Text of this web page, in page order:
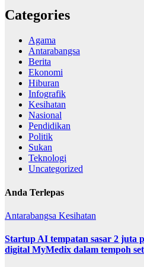
Categories
Agama
Antarabangsa
Berita
Ekonomi
Hiburan
Infografik
Kesihatan
Nasional
Pendidikan
Politik
Sukan
Teknologi
Uncategorized
Anda Terlepas
Antarabangsa Kesihatan
Startup AI tempatan sasar 2 juta
digital MyMedix dalam tempoh